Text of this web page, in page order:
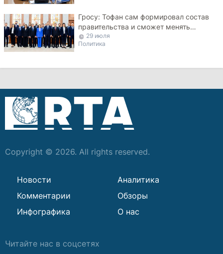
Гросу: Тофан сам формировал состав
правительства и сможет менять
министров
29 июля
Политика
Copyright © 2026. All rights reserved.
Новости
Аналитика
Комментарии
Обзоры
Инфографика
О нас
Читайте нас в соцсетях